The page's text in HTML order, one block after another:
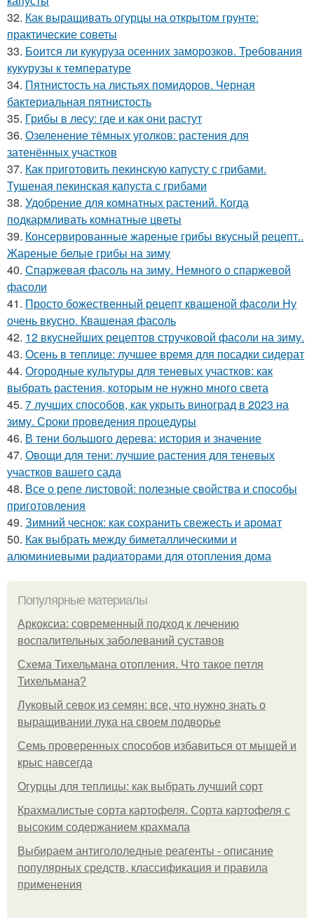
32. Как выращивать огурцы на открытом грунте:
практические советы
33. Боится ли кукуруза осенних заморозков. Требования
кукурузы к температуре
34. Пятнистость на листьях помидоров. Черная
бактериальная пятнистость
35. Грибы в лесу: где и как они растут
36. Озеленение тёмных уголков: растения для
затенённых участков
37. Как приготовить пекинскую капусту с грибами.
Тушеная пекинская капуста с грибами
38. Удобрение для комнатных растений. Когда
подкармливать комнатные цветы
39. Консервированные жареные грибы вкусный рецепт..
Жареные белые грибы на зиму
40. Спаржевая фасоль на зиму. Немного о спаржевой
фасоли
41. Просто божественный рецепт квашеной фасоли Ну
очень вкусно. Квашеная фасоль
42. 12 вкуснейших рецептов стручковой фасоли на зиму.
43. Осень в теплице: лучшее время для посадки сидерат
44. Огородные культуры для теневых участков: как
выбрать растения, которым не нужно много света
45. 7 лучших способов, как укрыть виноград в 2023 на
зиму. Сроки проведения процедуры
46. В тени большого дерева: история и значение
47. Овощи для тени: лучшие растения для теневых
участков вашего сада
48. Все о репе листовой: полезные свойства и способы
приготовления
49. Зимний чеснок: как сохранить свежесть и аромат
50. Как выбрать между биметаллическими и
алюминиевыми радиаторами для отопления дома
Популярные материалы
Аркоксиа: современный подход к лечению
воспалительных заболеваний суставов
Схема Тихельмана отопления. Что такое петля
Тихельмана?
Луковый севок из семян: все, что нужно знать о
выращивании лука на своем подворье
Семь проверенных способов избавиться от мышей и
крыс навсегда
Огурцы для теплицы: как выбрать лучший сорт
Крахмалистые сорта картофеля. Сорта картофеля с
высоким содержанием крахмала
Выбираем антигололедные реагенты - описание
популярных средств, классификация и правила
применения